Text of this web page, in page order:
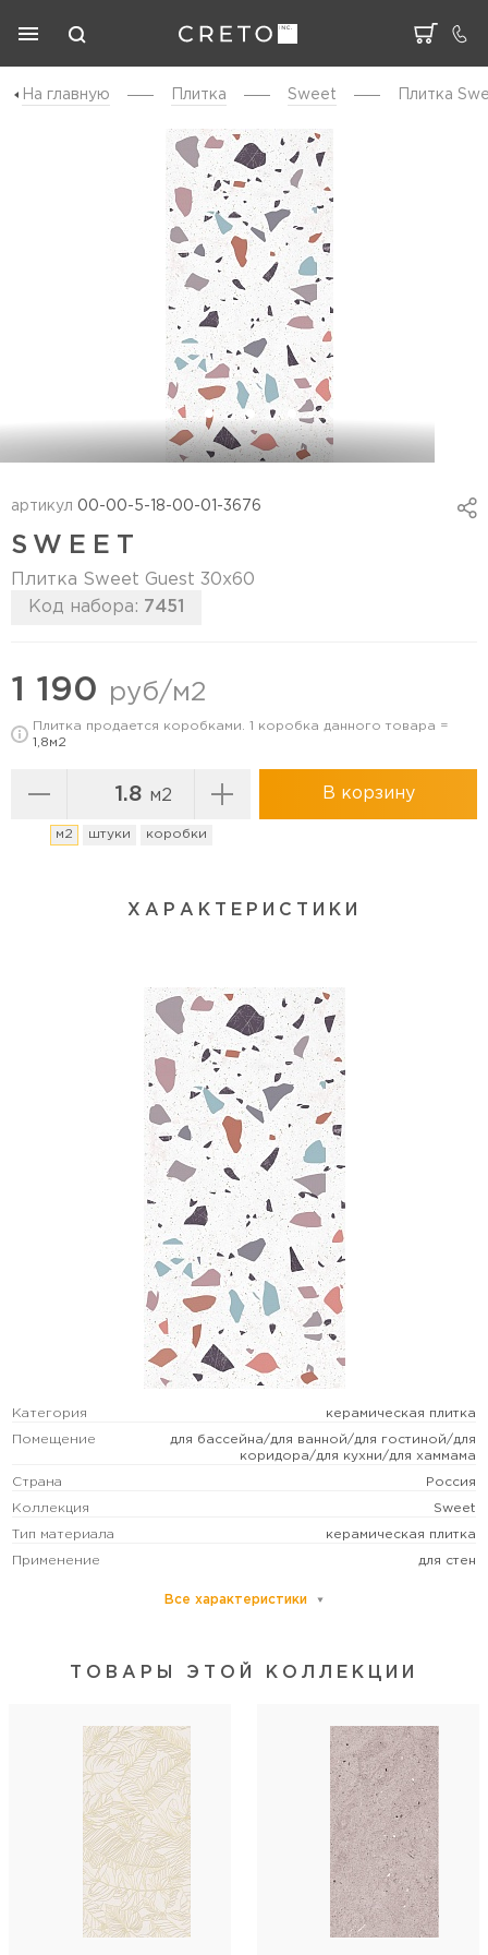
На главную Плитка Sweet Плитка
артикул 00-00-5-18-00-01-3676
SWEET
Перейти в коллекцию
Плитка Sweet Guest 30х60
Код набора: 7451
1 190 руб/м2
Плитка продается коробками. 1 коробка данного товара =
1,8м2
м2
м2 штуки коробки
В корзину
ХАРАКТЕРИСТИКИ
Категория керамическая плитка
Помещение
для бассейна/для ванной/для гостиной/для
коридора/для кухни/для хаммама
Страна Россия
Коллекция Sweet
Тип материала керамическая плитка
Применение для стен
под бетон
Толщина (мм)
Стиль коллекции лофт/современный/терраццо
00-00-5-18-00-01-3676
Кол-во шт в коробке
Все характеристики
ТОВАРЫ ЭТОЙ КОЛЛЕКЦИИ